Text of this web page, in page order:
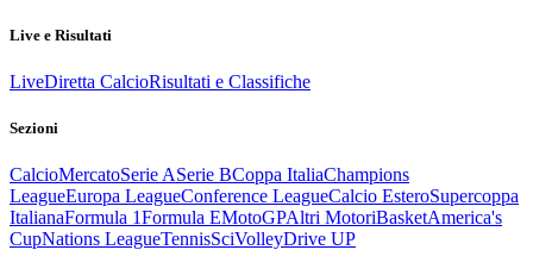
Live e Risultati
LiveDiretta CalcioRisultati e Classifiche
Sezioni
CalcioMercatoSerie ASerie BCoppa ItaliaChampions
LeagueEuropa LeagueConference LeagueCalcio EsteroSupercoppa
ItalianaFormula 1Formula EMotoGPAltri MotoriBasketAmerica's
CupNations LeagueTennisSciVolleyDrive UP